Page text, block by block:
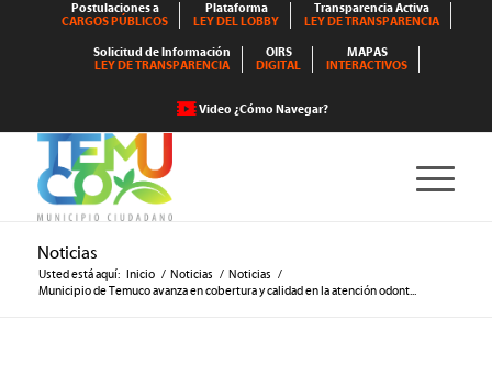
Postulaciones a
CARGOS PÚBLICOS
Plataforma
LEY DEL LOBBY
Transparencia Activa
LEY DE TRANSPARENCIA
Solicitud de Información
LEY DE TRANSPARENCIA
OIRS
DIGITAL
MAPAS
INTERACTIVOS
Video ¿Cómo Navegar?
Noticias
Usted está aquí: Inicio / Noticias / Noticias /
Municipio de Temuco avanza en cobertura y calidad en la atención odont...